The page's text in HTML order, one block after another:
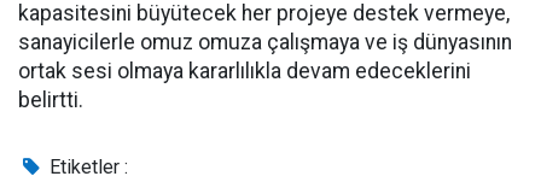
kapasitesini büyütecek her projeye destek vermeye,
sanayicilerle omuz omuza çalışmaya ve iş dünyasının
ortak sesi olmaya kararlılıkla devam edeceklerini
belirtti.
Etiketler :